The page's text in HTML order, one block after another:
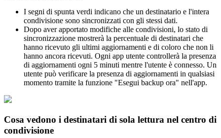
I segni di spunta verdi indicano che un destinatario e l'intera
condivisione sono sincronizzati con gli stessi dati.
Dopo aver apportato modifiche alle condivisioni, lo stato di
sincronizzazione mostrerà la percentuale di destinatari che
hanno ricevuto gli ultimi aggiornamenti e di coloro che non li
hanno ancora ricevuti. Ogni app utente controllerà la presenza
di aggiornamenti ogni 5 minuti mentre l'utente è connesso. Un
utente può verificare la presenza di aggiornamenti in qualsiasi
momento tramite la funzione "Esegui backup ora" nell'app.
Cosa vedono i destinatari di sola lettura nel centro di
condivisione